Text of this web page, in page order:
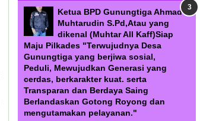
Ketua BPD Gunungtiga Ahmad
Muhtarudin S.Pd,Atau yang
dikenal (Muhtar All Kaff)Siap
Maju Pilkades "Terwujudnya Desa
Gunungtiga yang berjiwa sosial,
Peduli, Mewujudkan Generasi yang
cerdas, berkarakter kuat. serta
Transparan dan Berdaya Saing
Berlandaskan Gotong Royong dan
mengutamakan pelayanan."